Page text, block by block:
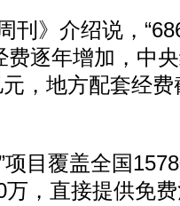
》介绍说，
逐年增加，中
，地方配套经
目覆盖全国
，直接提供免